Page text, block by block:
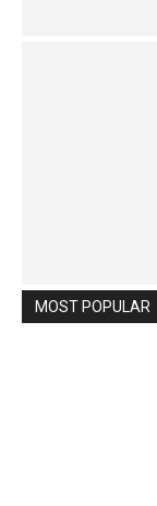
MOST POPULAR